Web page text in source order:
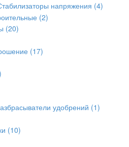
напряжения (4)
(2)
(20)
(17)
удобрений (1)
(10)